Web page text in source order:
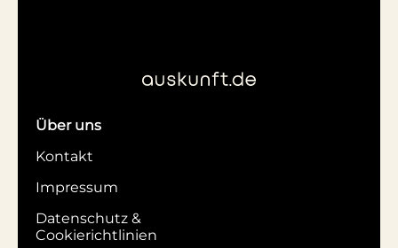
Über uns
Kontakt
Impressum
Datenschutz &
Cookierichtlinien